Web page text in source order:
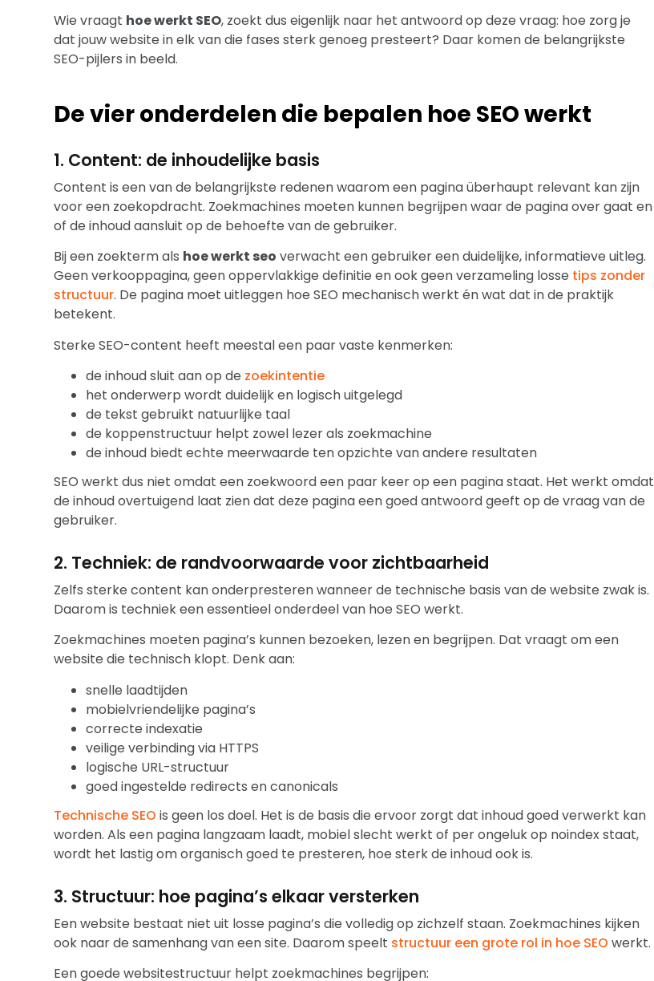
Wie vraagt hoe werkt SEO, zoekt dus eigenlijk naar het antwoord op deze vraag: hoe zorg je
dat jouw website in elk van die fases sterk genoeg presteert? Daar komen de belangrijkste
SEO-pijlers in beeld.
De vier onderdelen die bepalen hoe SEO werkt
1. Content: de inhoudelijke basis
Content is een van de belangrijkste redenen waarom een pagina überhaupt relevant kan zijn
voor een zoekopdracht. Zoekmachines moeten kunnen begrijpen waar de pagina over gaat en
of de inhoud aansluit op de behoefte van de gebruiker.
Bij een zoekterm als hoe werkt seo verwacht een gebruiker een duidelijke, informatieve uitleg.
Geen verkooppagina, geen oppervlakkige definitie en ook geen verzameling losse tips zonder
structuur. De pagina moet uitleggen hoe SEO mechanisch werkt én wat dat in de praktijk
betekent.
Sterke SEO-content heeft meestal een paar vaste kenmerken:
de inhoud sluit aan op de zoekintentie
het onderwerp wordt duidelijk en logisch uitgelegd
de tekst gebruikt natuurlijke taal
de koppenstructuur helpt zowel lezer als zoekmachine
de inhoud biedt echte meerwaarde ten opzichte van andere resultaten
SEO werkt dus niet omdat een zoekwoord een paar keer op een pagina staat. Het werkt omdat
de inhoud overtuigend laat zien dat deze pagina een goed antwoord geeft op de vraag van de
gebruiker.
2. Techniek: de randvoorwaarde voor zichtbaarheid
Zelfs sterke content kan onderpresteren wanneer de technische basis van de website zwak is.
Daarom is techniek een essentieel onderdeel van hoe SEO werkt.
Zoekmachines moeten pagina’s kunnen bezoeken, lezen en begrijpen. Dat vraagt om een
website die technisch klopt. Denk aan:
snelle laadtijden
mobielvriendelijke pagina’s
correcte indexatie
veilige verbinding via HTTPS
logische URL-structuur
goed ingestelde redirects en canonicals
Technische SEO is geen los doel. Het is de basis die ervoor zorgt dat inhoud goed verwerkt kan
worden. Als een pagina langzaam laadt, mobiel slecht werkt of per ongeluk op noindex staat,
wordt het lastig om organisch goed te presteren, hoe sterk de inhoud ook is.
3. Structuur: hoe pagina’s elkaar versterken
Een website bestaat niet uit losse pagina’s die volledig op zichzelf staan. Zoekmachines kijken
ook naar de samenhang van een site. Daarom speelt structuur een grote rol in hoe SEO werkt.
Een goede websitestructuur helpt zoekmachines begrijpen: